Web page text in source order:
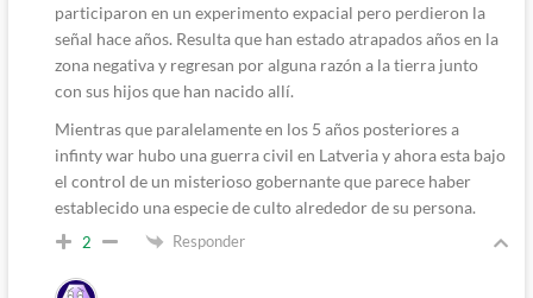
participaron en un experimento expacial pero perdieron la
señal hace años. Resulta que han estado atrapados años en la
zona negativa y regresan por alguna razón a la tierra junto
con sus hijos que han nacido allí.
Mientras que paralelamente en los 5 años posteriores a
infinty war hubo una guerra civil en Latveria y ahora esta bajo
el control de un misterioso gobernante que parece haber
establecido una especie de culto alrededor de su persona.
2 Responder